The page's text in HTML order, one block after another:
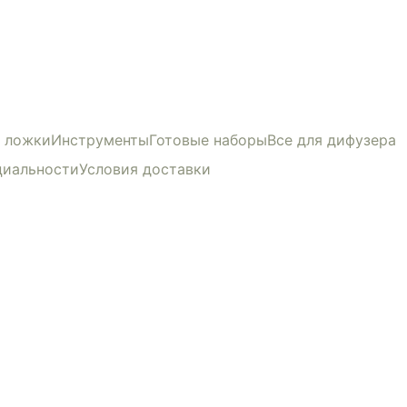
ложкиИнструментыГотовые наборыВсе для дифузера
Условия доставки